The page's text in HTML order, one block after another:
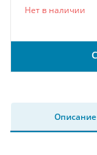
Нет в наличии
Описание